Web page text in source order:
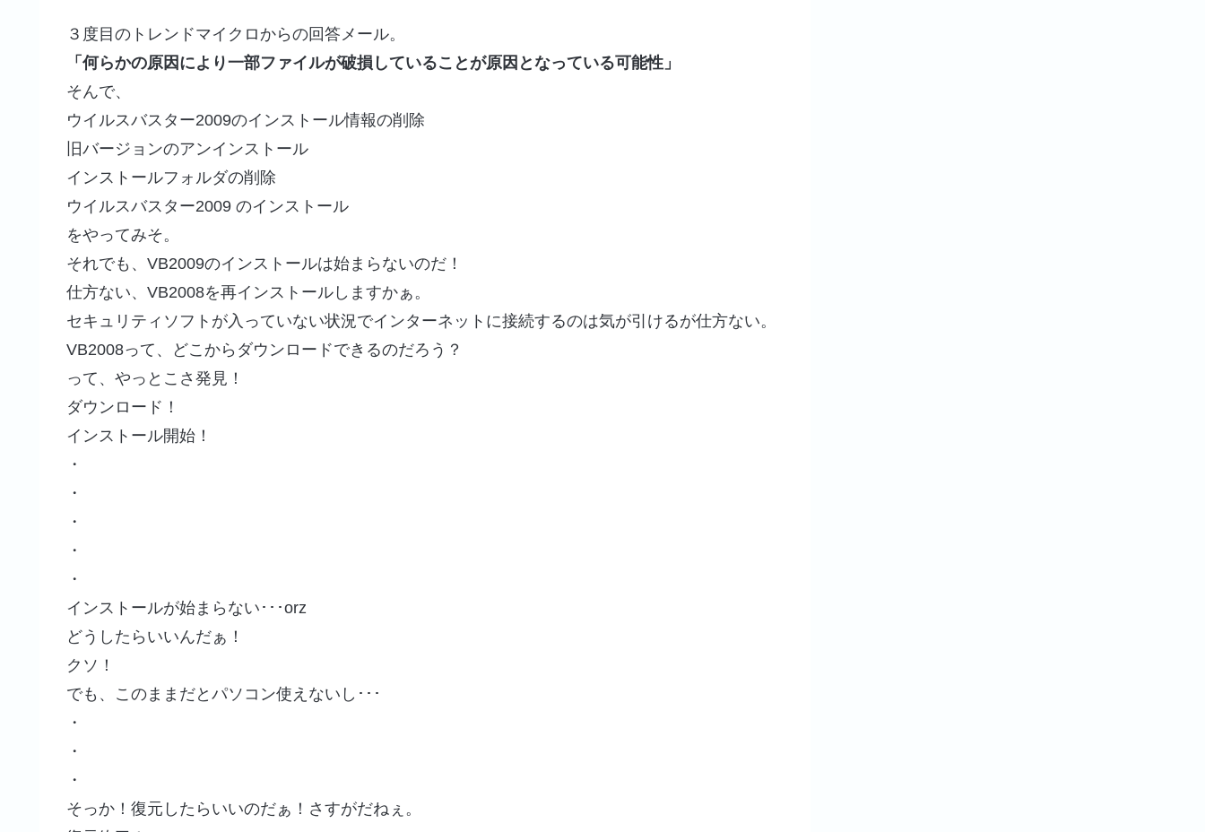
３度目のトレンドマイクロからの回答メール。
「何らかの原因により一部ファイルが破損していることが原因となっている可能性」
そんで、
ウイルスバスター2009のインストール情報の削除
旧バージョンのアンインストール
インストールフォルダの削除
ウイルスバスター2009 のインストール
をやってみそ。
それでも、VB2009のインストールは始まらないのだ！
仕方ない、VB2008を再インストールしますかぁ。
セキュリティソフトが入っていない状況でインターネットに接続するのは気が引けるが仕方ない。
VB2008って、どこからダウンロードできるのだろう？
って、やっとこさ発見！
ダウンロード！
インストール開始！
・
・
・
・
・
インストールが始まらない･･･orz
どうしたらいいんだぁ！
クソ！
でも、このままだとパソコン使えないし･･･
・
・
・
そっか！復元したらいいのだぁ！さすがだねぇ。